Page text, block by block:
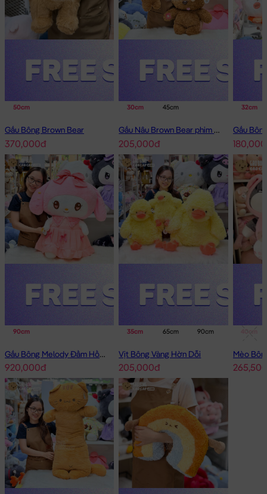
50cm
Gấu Bông Brown Bear
370,000đ
30cm 45cm
Gấu Nâu Brown Bear phim Minions
205,000đ
32cm
90cm
Gấu Bông Melody Đầm Hồng Cổ Sen Đeo Nơ
920,000đ
35cm 65cm 90cm
Vịt Bông Vàng Hờn Dỗi
205,000đ